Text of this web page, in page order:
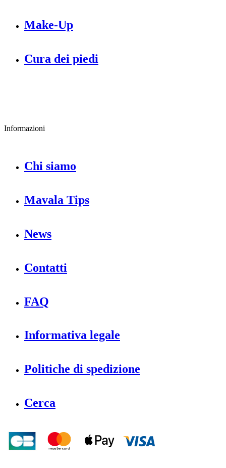
Make-Up
Cura dei piedi
Informazioni
Chi siamo
Mavala Tips
News
Contatti
FAQ
Informativa legale
Politiche di spedizione
Cerca